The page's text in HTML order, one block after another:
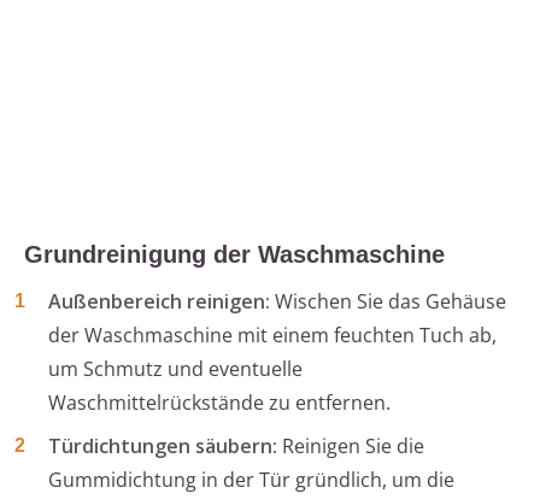
Grundreinigung der Waschmaschine
Außenbereich reinigen: Wischen Sie das Gehäuse
der Waschmaschine mit einem feuchten Tuch ab,
um Schmutz und eventuelle
Waschmittelrückstände zu entfernen.
Türdichtungen säubern: Reinigen Sie die
Gummidichtung in der Tür gründlich, um die